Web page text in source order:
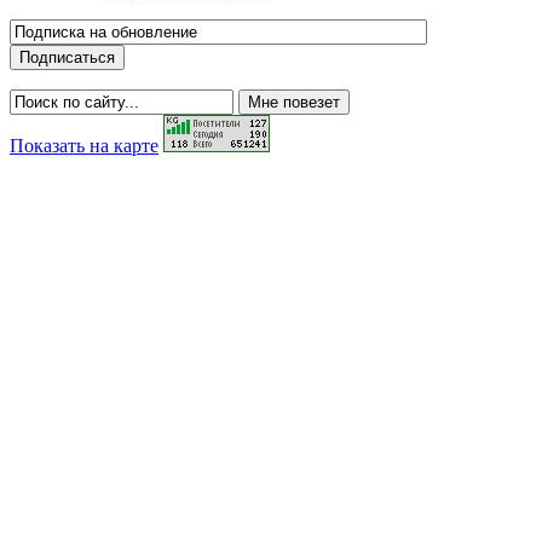
Показать на карте